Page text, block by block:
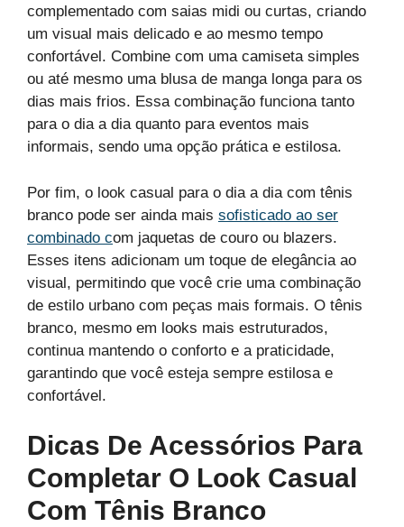
complementado com saias midi ou curtas, criando
um visual mais delicado e ao mesmo tempo
confortável. Combine com uma camiseta simples
ou até mesmo uma blusa de manga longa para os
dias mais frios. Essa combinação funciona tanto
para o dia a dia quanto para eventos mais
informais, sendo uma opção prática e estilosa.
Por fim, o look casual para o dia a dia com tênis
branco pode ser ainda mais sofisticado ao ser
combinado com jaquetas de couro ou blazers.
Esses itens adicionam um toque de elegância ao
visual, permitindo que você crie uma combinação
de estilo urbano com peças mais formais. O tênis
branco, mesmo em looks mais estruturados,
continua mantendo o conforto e a praticidade,
garantindo que você esteja sempre estilosa e
confortável.
Dicas De Acessórios Para
Completar O Look Casual
Com Tênis Branco